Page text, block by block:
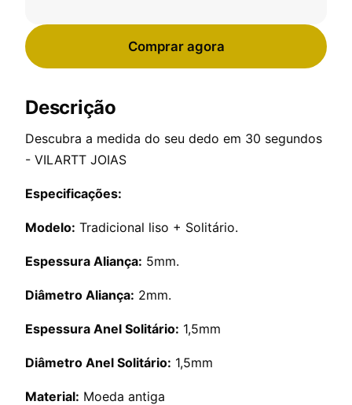
Comprar agora
Descrição
Descubra a medida do seu dedo em 30 segundos
- VILARTT JOIAS
Especificações:
Modelo: Tradicional liso + Solitário.
Espessura Aliança: 5mm.
Diâmetro Aliança: 2mm.
Espessura Anel Solitário: 1,5mm
Diâmetro Anel Solitário: 1,5mm
Material: Moeda antiga